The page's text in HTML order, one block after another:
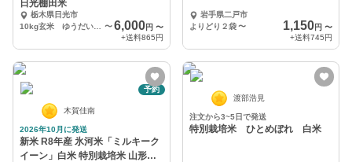
日光棚田米
栃木県日光市
〜 6,000円 〜
+送料865円
岩手県二戸市
よりどり２袋 〜 1,150円 〜
+送料745円
予約
木賀佳南
2026年10月に発送
新米 R8年産 氷河米「ミルキーク
イーン」白米 特別栽培米 山形県
渡部浩見
注文から3~5日で発送
特別栽培米 ひとめぼれ 白米